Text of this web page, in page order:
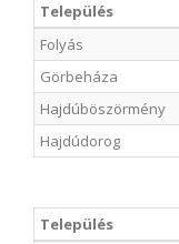
Település
Folyás
Görbeháza
Hajdúböszörmény
Hajdúdorog
Település